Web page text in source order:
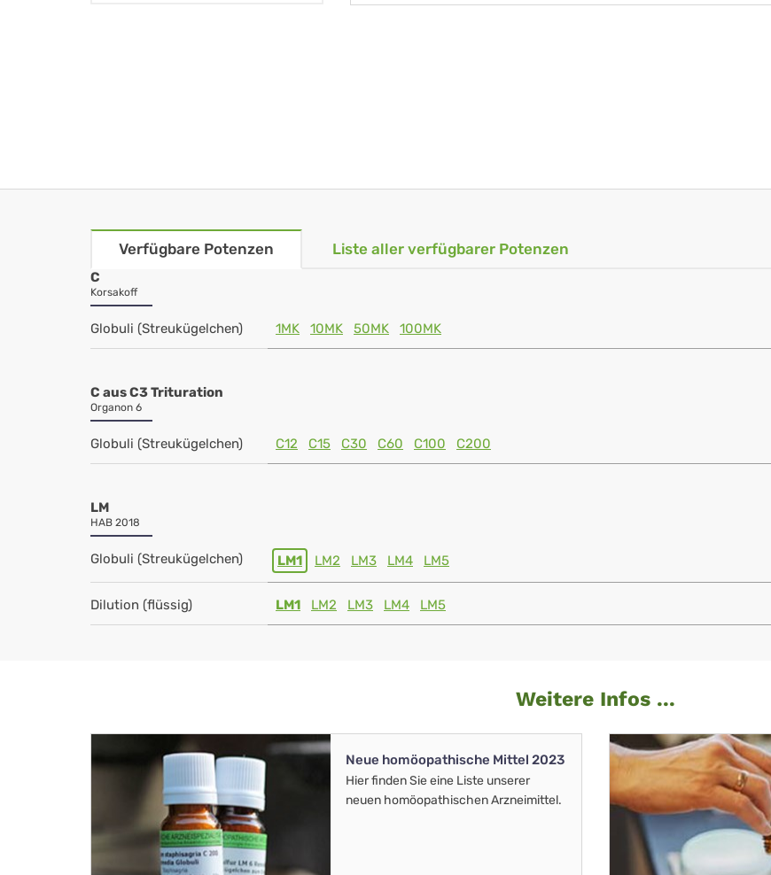
Verfügbare Potenzen Liste aller verfügbarer Potenzen
C
Korsakoff
Globuli (Streukügelchen) 1MK 10MK 50MK 100MK
C aus C3 Trituration
Organon 6
Globuli (Streukügelchen) C12 C15 C30 C60 C100 C200
LM
HAB 2018
Globuli (Streukügelchen) LM1 LM2 LM3 LM4 LM5
Dilution (flüssig) LM1 LM2 LM3 LM4 LM5
Weitere Infos ...
Neue homöopathische Mittel 2023
Hier finden Sie eine Liste unserer
neuen homöopathischen Arzneimittel.